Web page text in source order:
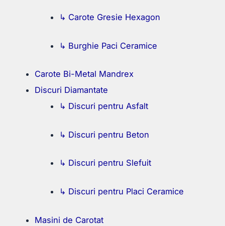
↳ Carote Gresie Hexagon
↳ Burghie Paci Ceramice
Carote Bi-Metal Mandrex
Discuri Diamantate
↳ Discuri pentru Asfalt
↳ Discuri pentru Beton
↳ Discuri pentru Slefuit
↳ Discuri pentru Placi Ceramice
Masini de Carotat